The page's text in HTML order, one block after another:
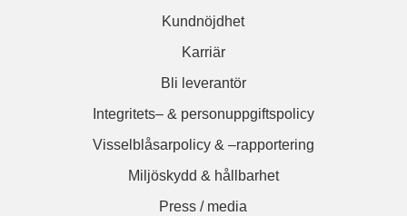
Kundnöjdhet
Karriär
Bli leverantör
Integritets– & personuppgiftspolicy
Visselblåsarpolicy & –rapportering
Miljöskydd & hållbarhet
Press / media